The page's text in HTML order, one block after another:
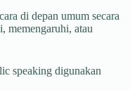
di depan umum secara
memengaruhi, atau
speaking digunakan